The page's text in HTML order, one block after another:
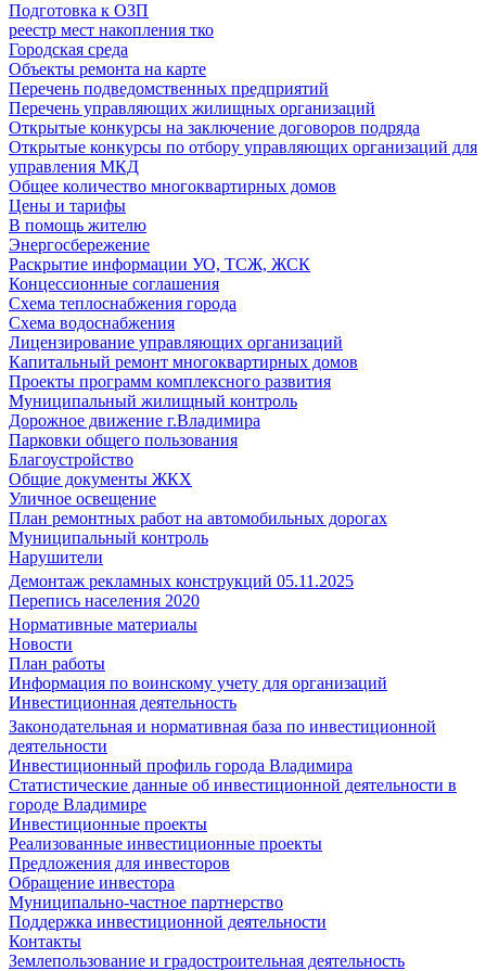
Подготовка к ОЗП
реестр мест накопления тко
Городская среда
Объекты ремонта на карте
Перечень подведомственных предприятий
Перечень управляющих жилищных организаций
Открытые конкурсы на заключение договоров подряда
Открытые конкурсы по отбору управляющих организаций для
управления МКД
Общее количество многоквартирных домов
Цены и тарифы
В помощь жителю
Энергосбережение
Раскрытие информации УО, ТСЖ, ЖСК
Концессионные соглашения
Схема теплоснабжения города
Схема водоснабжения
Лицензирование управляющих организаций
Капитальный ремонт многоквартирных домов
Проекты программ комплексного развития
Муниципальный жилищный контроль
Дорожное движение г.Владимира
Парковки общего пользования
Благоустройство
Общие документы ЖКХ
Уличное освещение
План ремонтных работ на автомобильных дорогах
Муниципальный контроль
Нарушители
Демонтаж рекламных конструкций 05.11.2025
Перепись населения 2020
Нормативные материалы
Новости
План работы
Информация по воинскому учету для организаций
Инвестиционная деятельность
Законодательная и нормативная база по инвестиционной
деятельности
Инвестиционный профиль города Владимира
Статистические данные об инвестиционной деятельности в
городе Владимире
Инвестиционные проекты
Реализованные инвестиционные проекты
Предложения для инвесторов
Обращение инвестора
Муниципально-частное партнерство
Поддержка инвестиционной деятельности
Контакты
Землепользование и градостроительная деятельность